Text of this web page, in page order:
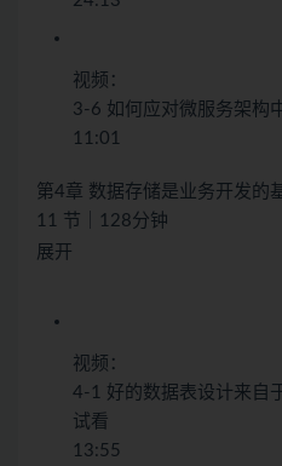
视频：
3-6 如何应对微服务架构
11:01
第4章 数据存储是业务开发的
11 节｜128分钟
展开
视频：
4-1 好的数据表设计来自
试看
13:55